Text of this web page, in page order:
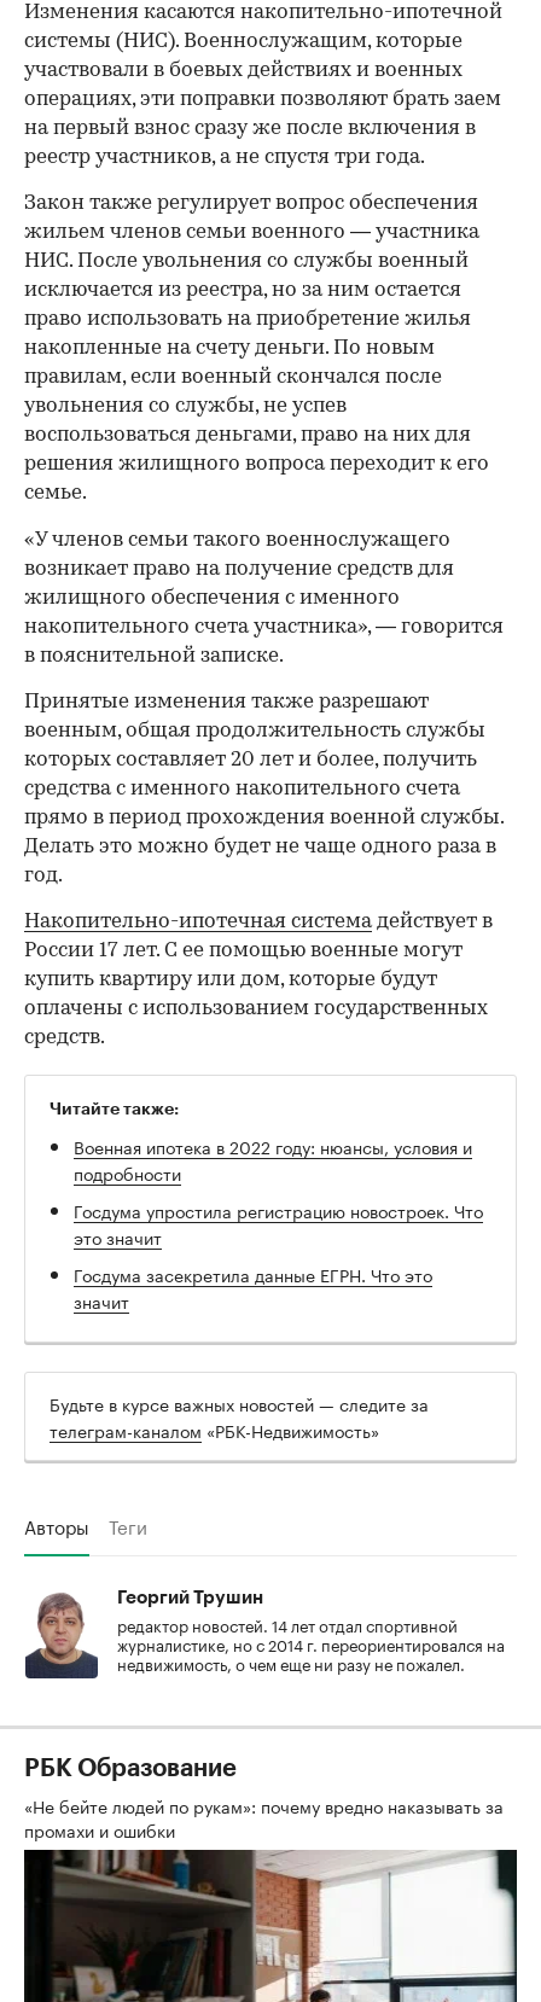
Изменения касаются накопительно-ипотечной
системы (НИС). Военнослужащим, которые
участвовали в боевых действиях и военных
операциях, эти поправки позволяют брать заем
на первый взнос сразу же после включения в
реестр участников, а не спустя три года.
Закон также регулирует вопрос обеспечения
жильем членов семьи военного — участника
НИС. После увольнения со службы военный
исключается из реестра, но за ним остается
право использовать на приобретение жилья
накопленные на счету деньги. По новым
правилам, если военный скончался после
увольнения со службы, не успев
воспользоваться деньгами, право на них для
решения жилищного вопроса переходит к его
семье.
«У членов семьи такого военнослужащего
возникает право на получение средств для
жилищного обеспечения с именного
накопительного счета участника», — говорится
в пояснительной записке.
Принятые изменения также разрешают
военным, общая продолжительность службы
которых составляет 20 лет и более, получить
средства с именного накопительного счета
прямо в период прохождения военной службы.
Делать это можно будет не чаще одного раза в
год.
Накопительно-ипотечная системадействует в
России 17 лет. С ее помощью военные могут
купить квартиру или дом, которые будут
оплачены с использованием государственных
средств.
Читайте также:
Военная ипотека в 2022 году: нюансы, условия и
подробности
Госдума упростила регистрацию новостроек. Что
это значит
Госдума засекретила данные ЕГРН. Что это
значит
Будьте в курсе важных новостей — следите за
телеграм-каналом «РБК-Недвижимость»
Авторы Теги
Георгий Трушин
редактор новостей. 14 лет отдал спортивной
журналистике, но с 2014 г. переориентировался на
недвижимость, о чем еще ни разу не пожалел.
РБК Образование
«Не бейте людей по рукам»: почему вредно наказывать за
промахи и ошибки